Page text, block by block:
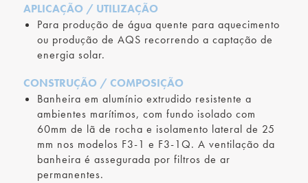
APLICAÇÃO / UTILIZAÇÃO
Para produção de água quente para aquecimento
ou produção de AQS recorrendo a captação de
energia solar.
CONSTRUÇÃO / COMPOSIÇÃO
Banheira em alumínio extrudido resistente a
ambientes marítimos, com fundo isolado com
60mm de lã de rocha e isolamento lateral de 25
mm nos modelos F3-1 e F3-1Q. A ventilação da
banheira é assegurada por filtros de ar
permanentes.